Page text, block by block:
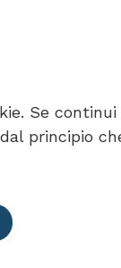
Se continui
principio